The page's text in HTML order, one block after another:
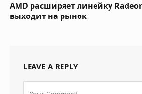
AMD расширяет линейку
выходит на рынок
LEAVE A REPLY